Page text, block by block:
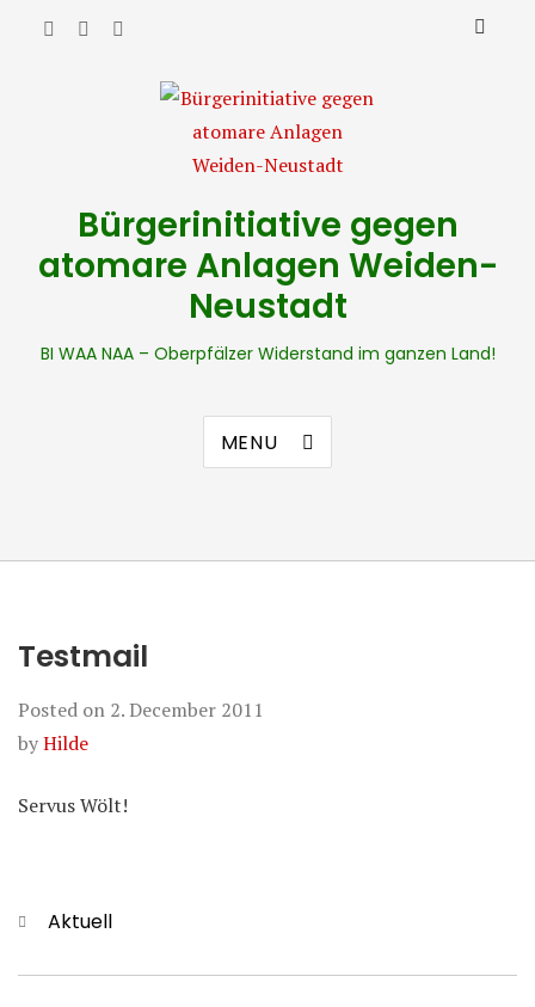
Bürgerinitiative gegen
atomare Anlagen Weiden-
Neustadt
BI WAA NAA – Oberpfälzer Widerstand im ganzen Land!
MENU
Testmail
Posted on 2. December 2011
byHilde
Servus Wölt!
Categories
Aktuell